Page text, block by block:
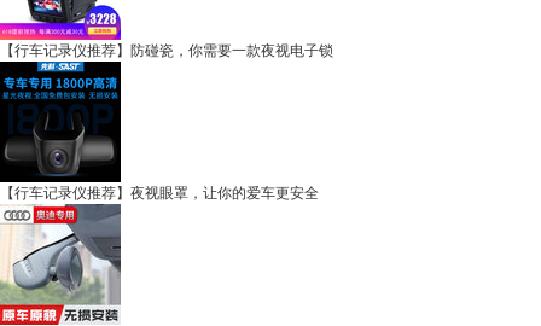
【行车记录仪推荐】防碰瓷，你需要一款夜视电子锁
【行车记录仪推荐】夜视眼罩，让你的爱车更安全